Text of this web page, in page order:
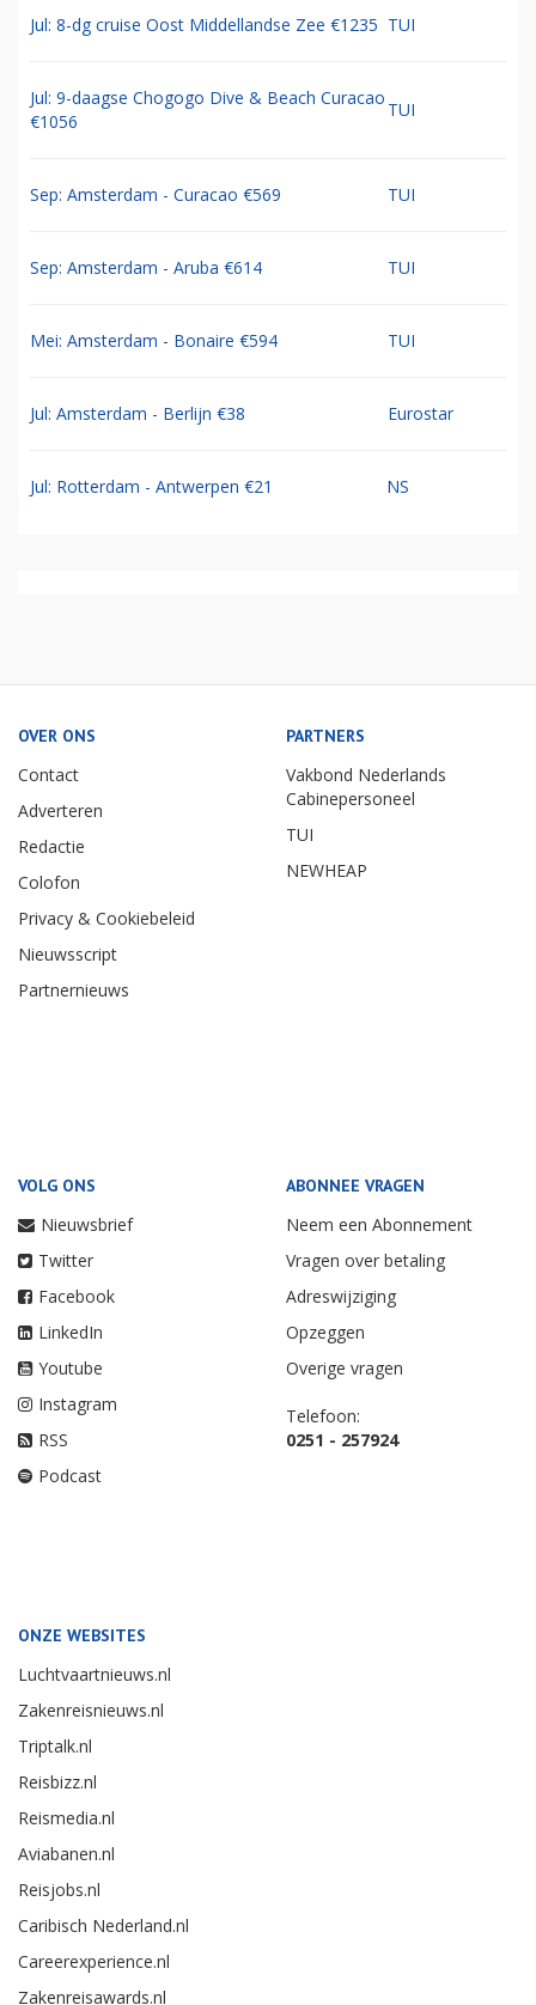
Jul: 8-dg cruise Oost Middellandse Zee €1235 TUI
Jul: 9-daagse Chogogo Dive & Beach Curacao
€1056
TUI
Sep: Amsterdam - Curacao €569 TUI
Sep: Amsterdam - Aruba €614 TUI
Mei: Amsterdam - Bonaire €594 TUI
Jul: Amsterdam - Berlijn €38 Eurostar
Jul: Rotterdam - Antwerpen €21 NS
OVER ONS
Contact
Adverteren
Redactie
Colofon
Privacy & Cookiebeleid
Nieuwsscript
Partnernieuws
PARTNERS
Vakbond Nederlands
Cabinepersoneel
TUI
NEWHEAP
VOLG ONS
Nieuwsbrief
Twitter
Facebook
LinkedIn
Youtube
Instagram
RSS
Podcast
ABONNEE VRAGEN
Neem een Abonnement
Vragen over betaling
Adreswijziging
Opzeggen
Overige vragen
Telefoon:
0251 - 257924
ONZE WEBSITES
Luchtvaartnieuws.nl
Zakenreisnieuws.nl
Triptalk.nl
Reisbizz.nl
Reismedia.nl
Aviabanen.nl
Reisjobs.nl
Caribisch Nederland.nl
Careerexperience.nl
Zakenreisawards.nl